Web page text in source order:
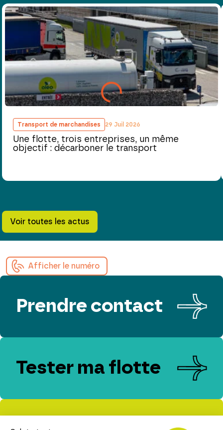
Transport de marchandises 29 Juil 2026
Une flotte, trois entreprises, un même
objectif : décarboner le transport
Voir toutes les actus
Afficher le numéro
Prendre contact
Tester ma flotte
Evaluer mes